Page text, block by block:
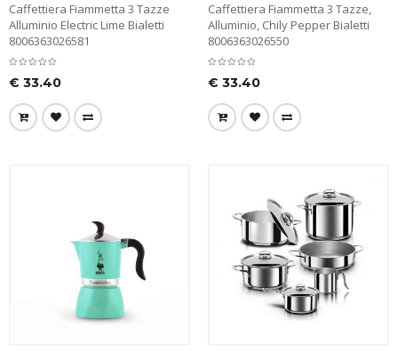
Caffettiera Fiammetta 3 Tazze
Alluminio Electric Lime Bialetti
8006363026581
€ 33.40
Caffettiera Fiammetta 3 Tazze,
Alluminio, Chily Pepper Bialetti
8006363026550
€ 33.40